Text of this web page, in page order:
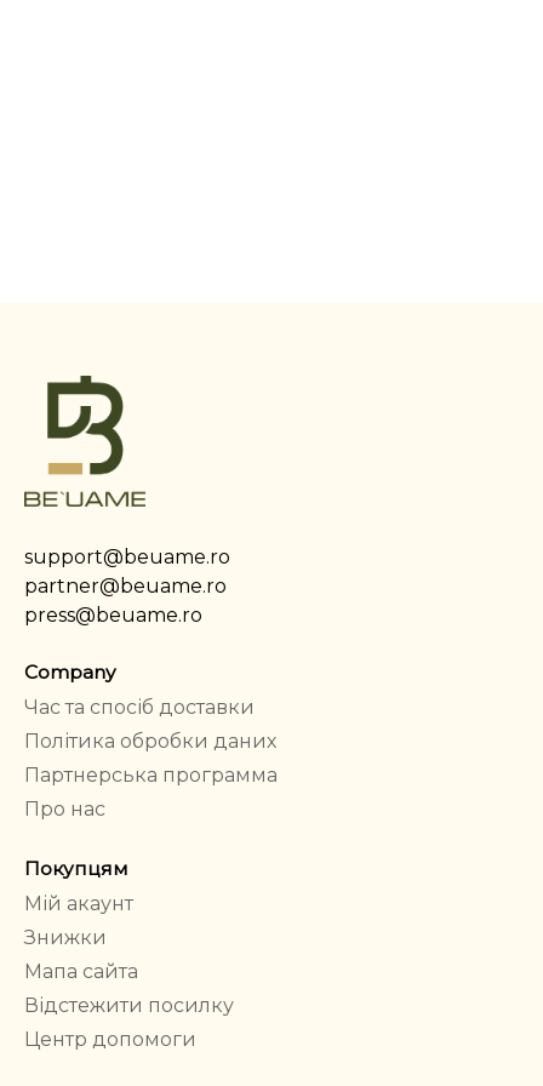
support@beuame.ro
partner@beuame.ro
press@beuame.ro
Company
Час та спосіб доставки
Політика обробки даних
Партнерська программа
Про нас
Покупцям
Мій акаунт
Знижки
Мапа сайта
Відстежити посилку
Центр допомоги